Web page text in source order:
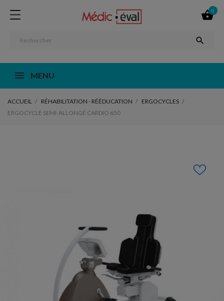

0

MENU
ACCUEIL RÉHABILITATION - RÉÉDUCATION
ERGOCYCLES
ERGOCYCLE SEMI-ALLONGÉ CARDIO 650